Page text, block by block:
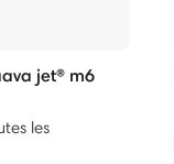
jet® m6
les